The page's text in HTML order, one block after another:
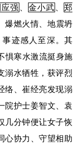
强 金小武
郑
爆燃火情、地震坍
迹感人至深。其
惧寒水激流挺身施
溺水牺牲，获评烈
络、崔经亮发现溺
院护士姜智文、袁
几分钟便让女子恢
心协力、守望相助